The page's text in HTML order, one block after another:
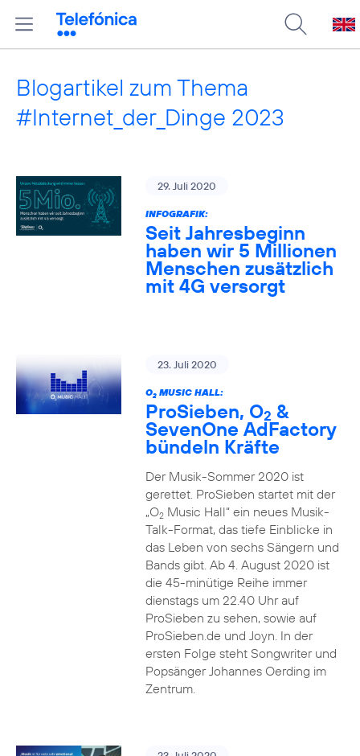
Blogartikel zum Thema
#Internet_der_Dinge 2023
29. Juli 2020
INFOGRAFIK:
Seit Jahresbeginn
haben wir 5 Millionen
Menschen zusätzlich
mit 4G versorgt
23. Juli 2020
O2MUSIC HALL:
ProSieben, O2 &
SevenOne AdFactory
bündeln Kräfte
Der Musik-Sommer 2020 ist
gerettet. ProSieben startet mit der
„O2Music Hall“ ein neues Musik-
Talk-Format, das tiefe Einblicke in
das Leben von sechs Sängern und
Bands gibt. Ab 4. August 2020 ist
die 45-minütige Reihe immer
dienstags um 22.40 Uhr auf
ProSieben zu sehen, sowie auf
ProSieben.de und Joyn. In der
ersten Folge steht Songwriter und
Popsänger Johannes Oerding im
Zentrum.